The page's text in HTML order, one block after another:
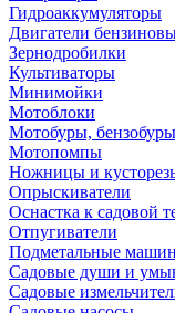
Гидроаккумуляторы
Двигатели
Зернодробилки
Культиваторы
Минимойки
Мотоблоки
Мотобуры, бензобуры
Мотопомпы
Ножницы и
Опрыскиватели
Оснастка к садовой
Отпугиватели
Подметальные
Садовые души и
Садовые